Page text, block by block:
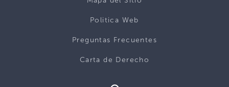
Politica Web
Preguntas Frecuentes
Carta de Derecho